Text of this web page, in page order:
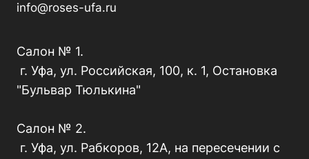
info@roses-ufa.ru
Салон № 1.
г. Уфа, ул. Российская, 100, к. 1, Остановка
"Бульвар Тюлькина"
Салон № 2.
г. Уфа, ул. Рабкоров, 12А, на пересечении с